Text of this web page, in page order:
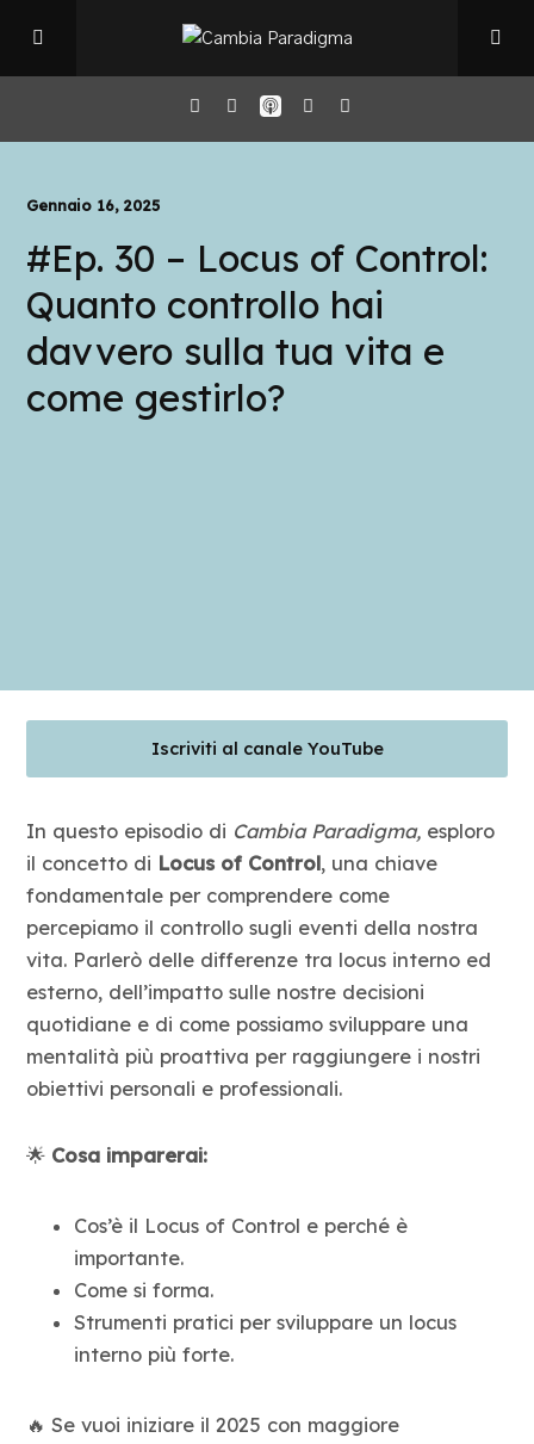
Il Podcast
Chi sono
Episodi
Gennaio 16, 2025
#Ep. 30 – Locus of Control:
Quanto controllo hai
davvero sulla tua vita e
come gestirlo?
Iscriviti al canale YouTube
In questo episodio di Cambia Paradigma, esploro
il concetto di Locus of Control, una chiave
fondamentale per comprendere come
percepiamo il controllo sugli eventi della nostra
vita. Parlerò delle differenze tra locus interno ed
esterno, dell’impatto sulle nostre decisioni
quotidiane e di come possiamo sviluppare una
mentalità più proattiva per raggiungere i nostri
obiettivi personali e professionali.
🌟 Cosa imparerai:
Cos’è il Locus of Control e perché è
importante.
Come si forma.
Strumenti pratici per sviluppare un locus
interno più forte.
🔥 Se vuoi iniziare il 2025 con maggiore